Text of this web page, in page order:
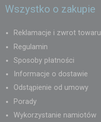
Wszystko o zakupie
Reklamacje i zwrot towaru
Regulamin
Sposoby płatności
Informacje o dostawie
Odstąpienie od umowy
Porady
Wykorzystanie namiotów